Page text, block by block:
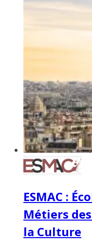
ESMAC :
Métiers
la Culture